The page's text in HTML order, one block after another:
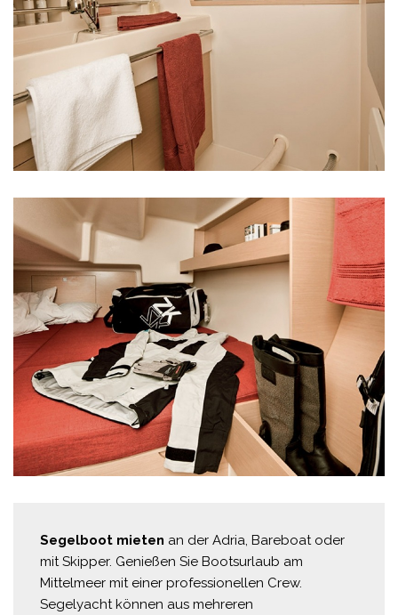
Segelboot mieten an der Adria, Bareboat oder
mit Skipper. Genießen Sie Bootsurlaub am
Mittelmeer mit einer professionellen Crew.
Segelyacht können aus mehreren